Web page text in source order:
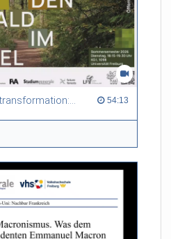
Between tradition and transformation: how owners, advisers and institutions co-create knowledge for resilient forests in Europe 54:13